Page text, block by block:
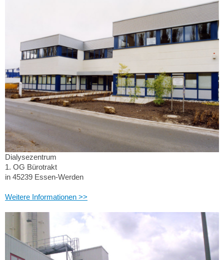
Dialysezentrum
1. OG Bürotrakt
in 45239 Essen-Werden
Weitere Informationen >>